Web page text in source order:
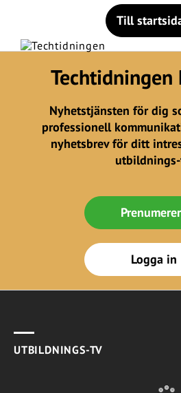
Till
Techtidningen
Nyhetstjänsten för dig
professionell
nyhetsbrev för ditt
Logga in
UTBILDNINGS-TV